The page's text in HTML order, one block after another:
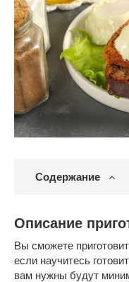
Содержание
Описание
Вы сможете
если научитесь
вам нужны будут